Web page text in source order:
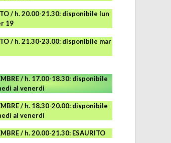
/ h. 20.00-21.30: disponibile lun
19
/ h. 21.30-23.00: disponibile mar
/ h. 17.00-18.30: disponibile
al venerdì
/ h. 18.30-20.00: disponibile
al venerdì
/ h. 20.00-21.30: ESAURITO